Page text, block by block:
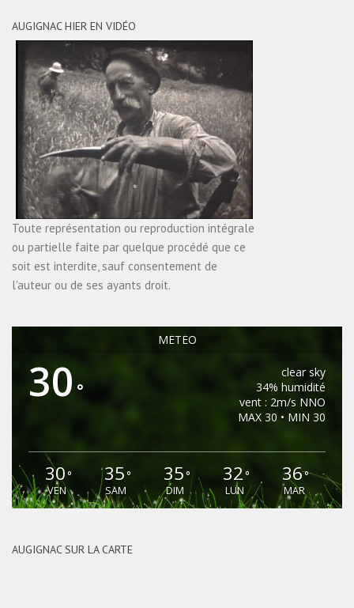
AUGIGNAC HIER EN VIDÉO
Toute représentation ou reproduction intégrale
ou partielle faite par quelque procédé que ce
soit est interdite, sauf consentement de
l'auteur ou de ses ayants droit.
MÉTÉO
30 °
clear sky
34% humidité
vent : 2m/s NNO
MAX 30 • MIN 30
30°
VEN
35°
SAM
35°
DIM
32°
LUN
36°
MAR
AUGIGNAC SUR LA CARTE